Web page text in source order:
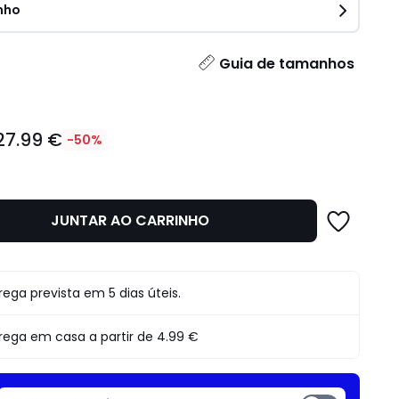
Guia de tamanhos
€ -50%
JUNTAR AO CARRINHO
prevista em 5 dias úteis.
em casa a partir de 4.99 €